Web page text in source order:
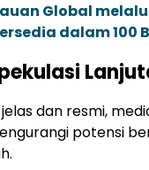
Global melalui
dalam 100
dan resmi,
potensi